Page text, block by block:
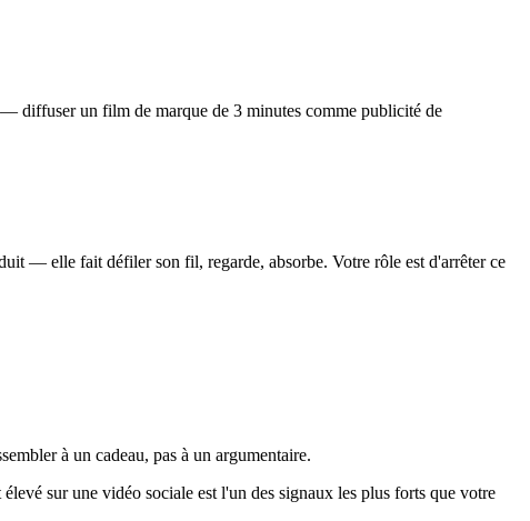
diffuser un film de marque de 3 minutes comme publicité de
— elle fait défiler son fil, regarde, absorbe. Votre rôle est d'arrêter ce
à un cadeau, pas à un argumentaire.
sur une vidéo sociale est l'un des signaux les plus forts que votre